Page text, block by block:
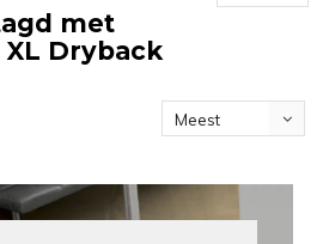
met
Dryback
Meest